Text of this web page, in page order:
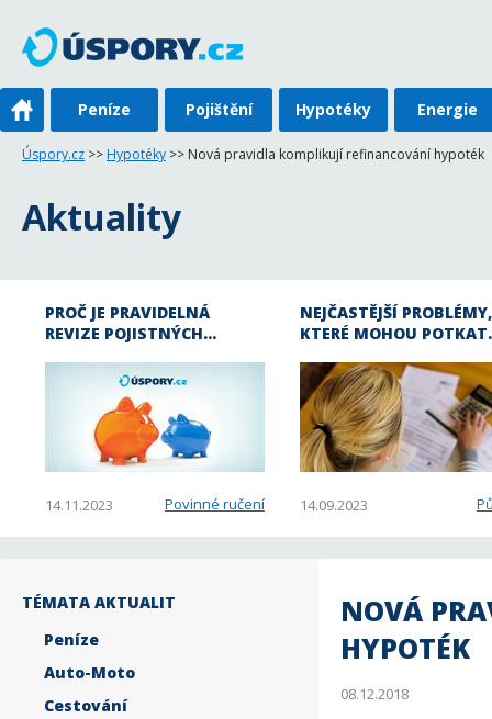
Peníze Pojištění Hypotéky Energie
Úspory.cz >> Hypotéky >> Nová pravidla komplikují refinancování hypoték
Aktuality
PROČ JE PRAVIDELNÁ
REVIZE POJISTNÝCH…
14.11.2023 Povinné ručení
NEJČASTĚJŠÍ PROBLÉMY,
KTERÉ MOHOU
14.09.2023
TÉMATA AKTUALIT
Peníze
Auto-Moto
Cestování
NOVÁ
HYPOTÉK
08.12.2018